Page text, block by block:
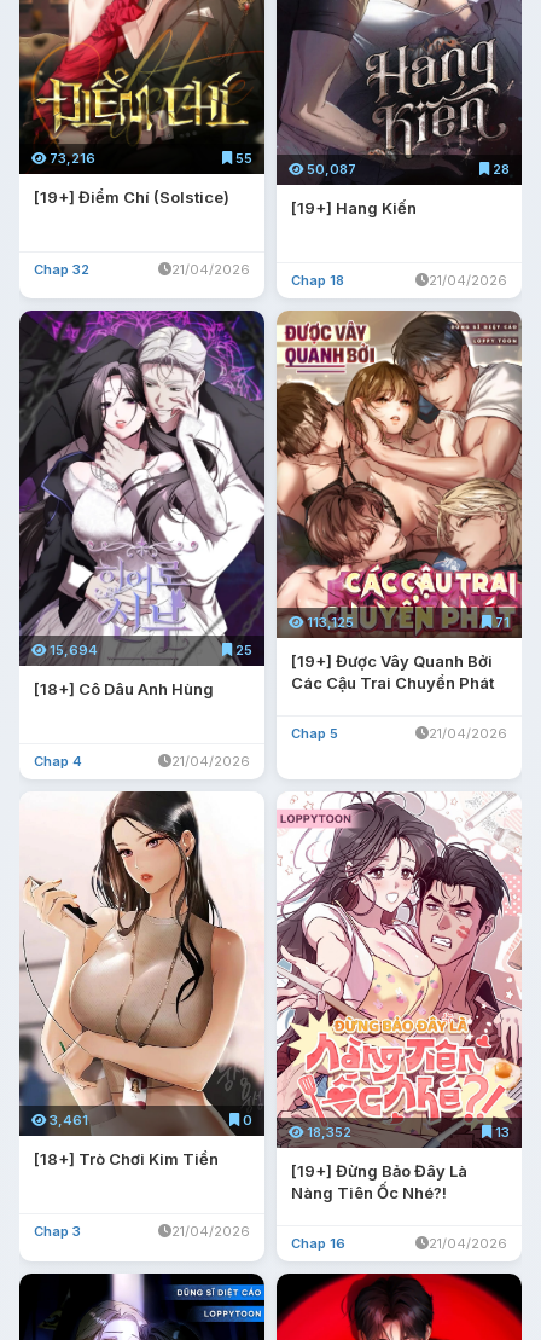
73,216 55
[19+] Điểm Chí (Solstice)
Chap 32 21/04/2026
50,087 28
[19+] Hang Kiến
Chap 18 21/04/2026
15,694 25
[18+] Cô Dâu Anh Hùng
Chap 4 21/04/2026
113,125 71
[19+] Được Vây Quanh Bởi
Các Cậu Trai Chuyển Phát
Chap 5 21/04/2026
3,461 0
[18+] Trò Chơi Kim Tiền
Chap 3 21/04/2026
18,352 13
[19+] Đừng Bảo Đây Là
Nàng Tiên Ốc Nhé?!
Chap 16 21/04/2026